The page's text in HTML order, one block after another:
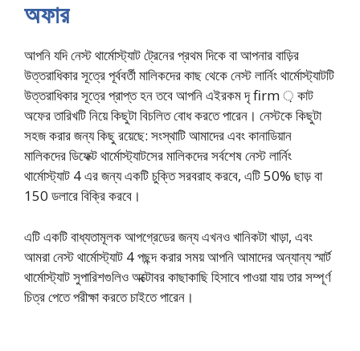
অফার
আপনি যদি নেস্ট থার্মোস্ট্যাট ট্রেনের প্রথম দিকে বা আপনার বাড়ির
উত্তরাধিকার সূত্রে পূর্ববর্তী মালিকদের কাছ থেকে নেস্ট লার্নিং থার্মোস্ট্যাটটি
উত্তরাধিকার সূত্রে প্রাপ্ত হন তবে আপনি এইরকম দৃ firm ় কাট
অফের তারিখটি নিয়ে কিছুটা বিচলিত বোধ করতে পারেন। নেস্টকে কিছুটা
সহজ করার জন্য কিছু রয়েছে: সংস্থাটি আমাদের এবং কানাডিয়ান
মালিকদের ডিফেক্ট থার্মোস্ট্যাটসের মালিকদের সর্বশেষ নেস্ট লার্নিং
থার্মোস্ট্যাট 4 এর জন্য একটি চুক্তি সরবরাহ করবে, এটি 50% ছাড় বা
150 ডলারে বিক্রি করবে।
এটি একটি বাধ্যতামূলক আপগ্রেডের জন্য এখনও খানিকটা খাড়া, এবং
আমরা নেস্ট থার্মোস্ট্যাট 4 পছন্দ করার সময় আপনি আমাদের অন্যান্য স্মার্ট
থার্মোস্ট্যাট সুপারিশগুলিও অক্টোবর কাছাকাছি হিসাবে পাওয়া যায় তার সম্পূর্ণ
চিত্র পেতে পরীক্ষা করতে চাইতে পারেন।